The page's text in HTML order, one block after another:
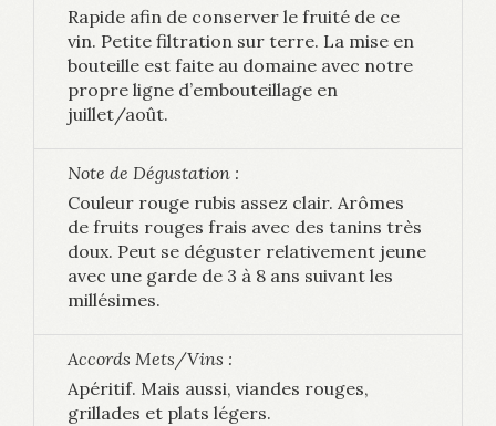
Rapide afin de conserver le fruité de ce
vin. Petite filtration sur terre. La mise en
bouteille est faite au domaine avec notre
propre ligne d’embouteillage en
juillet/août.
Note de Dégustation :
Couleur rouge rubis assez clair. Arômes
de fruits rouges frais avec des tanins très
doux. Peut se déguster relativement jeune
avec une garde de 3 à 8 ans suivant les
millésimes.
Accords Mets/Vins :
Apéritif. Mais aussi, viandes rouges,
grillades et plats légers.